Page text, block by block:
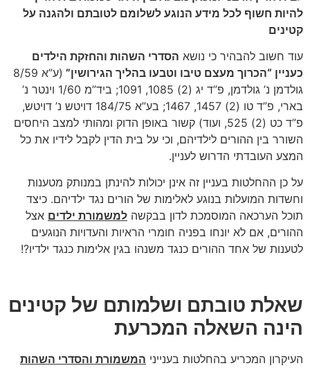
להיות חשוף לכל מידע הנוגע לשלומם לטובתם ולהגנה על
קטינים
עוד חשוב להבהיר כי נושא הסדרי השהות והחזקת הילדים
כעניין “הכרוך מעצם טיבו וטבעו בהליך הגירושין”
(ע”א 8/59
גולדמן נ’ גולדמן, פ”ד יג (2) 1085, 1091; ביד”מ 1/60 וינטר נ’
בארי, פ”ד טו (2) 1457, 1467; בע”א 184/75 דויטש נ’ דויטש,
פ”ד כט (2) 525, ועוד) קשור באופן הדוק ומהותי למצב היחסים
השורר בין ההורים לילדיהם, וכי על בית הדין לקבל לידיו את כל
המצע העובדתי הדרוש לעניין.
על כן ההחלטות בעניין זה אינן יכולות להינתן במנותק מטענות
וחשדות המועלות בנוגע לאלימות של הורים נגד ילדיהם. כיצד
תוכל הערכאה המוסמכת לדון בבקשה למשמורת ילדים אצל
ההורים, אם לא יונחו בפניה חומרי הראיות והעדויות הנוגעים
לטענות של אחד ההורים כנגד משנהו בגין אלימות כנגד ילדיו?!
שאלת טובתם ושלמותם של קטינים
הינה השאלה המכרעת
העיקרון המכריע בהחלטות בענייני המשמורת והסדרי השהות